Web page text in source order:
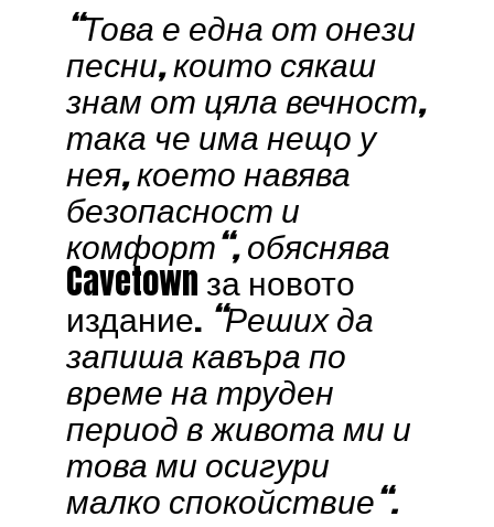
“Това е една от онези
песни, които сякаш
знам от цяла вечност,
така че има нещо у
нея, което навява
безопасност и
комфорт“, обяснява
Cavetown за новото
издание. “Реших да
запиша кавъра по
време на труден
период в живота ми и
това ми осигури
малко спокойствие“.